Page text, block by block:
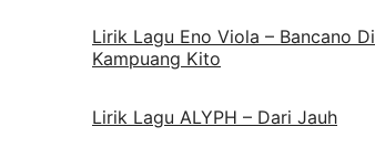
Lirik Lagu Eno Viola – Bancano Di
Kampuang Kito
Lirik Lagu ALYPH – Dari Jauh